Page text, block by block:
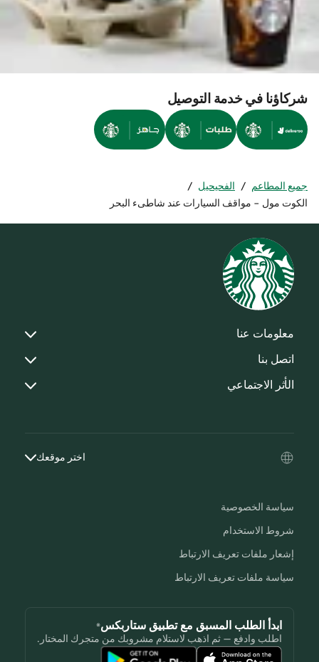
شركاؤنا في خدمة التوصيل
جميع المطاعم / الفحيحيل
/
الكوت مول - مواقف السيارات عند شاطىء البحر
معلومات عنا
اتصل بنا
الأثر الاجتماعي
اختر موقعك
سياسة الخصوصية
شروط الاستخدام
إشعار ملفات تعريف الارتباط
سياسة ملفات تعريف الارتباط
ابدأ الطلب المسبق مع تطبيق ستاربكس®
اطلب وادفع — ثم اذهب لاستلام مشروبك من متجرك المختار.